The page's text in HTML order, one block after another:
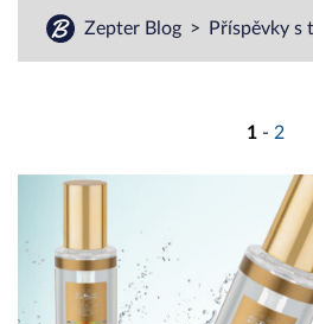
Zepter Blog Příspěvky s
1 - 2